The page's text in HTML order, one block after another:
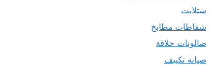
ستلايت
شفاطات مطابخ
صالونات حلاقة
صيانة تكييف